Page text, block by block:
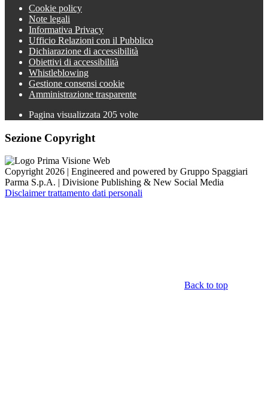
Cookie policy
Note legali
Informativa Privacy
Ufficio Relazioni con il Pubblico
Dichiarazione di accessibilità
Obiettivi di accessibilità
Whistleblowing
Gestione consensi cookie
Amministrazione trasparente
Pagina visualizzata 205 volte
Sezione Copyright
Copyright 2026 | Engineered and powered by Gruppo Spaggiari
Parma S.p.A. | Divisione Publishing & New Social Media
Disclaimer trattamento dati personali
Back to top